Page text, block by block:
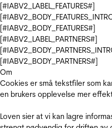
[#IABV2_LABEL_FEATURES#]
[#IABV2_BODY_FEATURES#]
[#IABV2_LABEL_PARTNERS#]
[#IABV2_BODY_PARTNERS#]
Om
Cookies er små tekstfiler som
en brukers opplevelse mer
Loven sier at vi kan lagre